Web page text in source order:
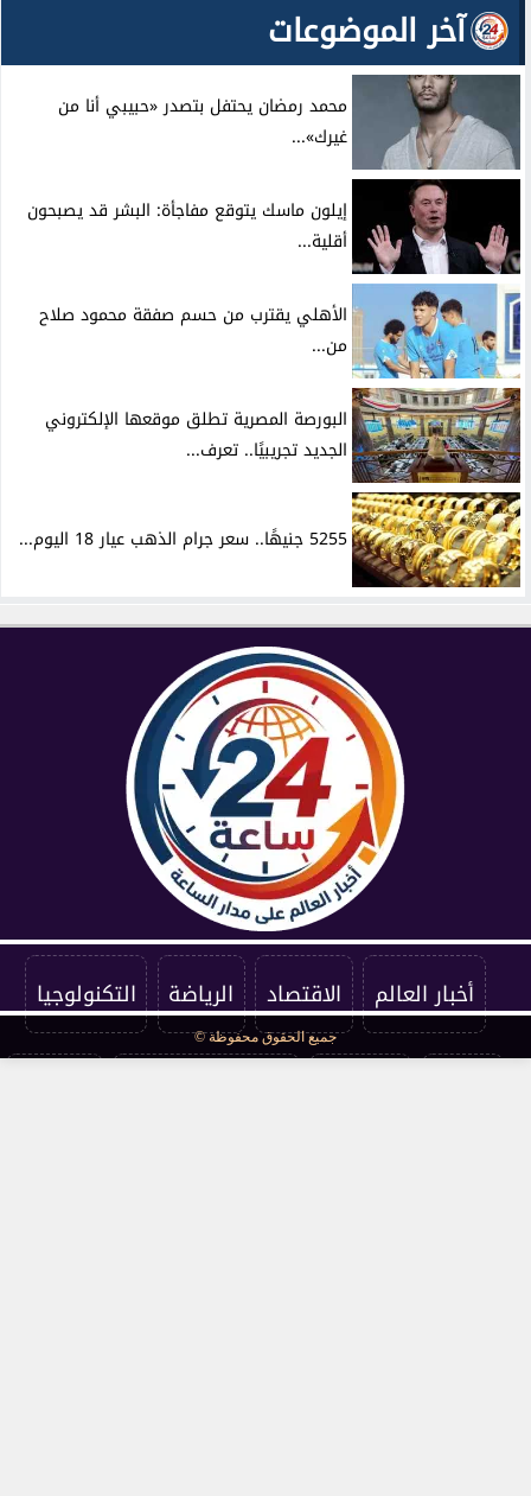
آخر الموضوعات
محمد رمضان يحتفل بتصدر «حبيبي أنا من
غيرك»...
إيلون ماسك يتوقع مفاجأة: البشر قد يصبحون
أقلية...
الأهلي يقترب من حسم صفقة محمود صلاح
من...
البورصة المصرية تطلق موقعها الإلكتروني
الجديد تجريبيًا.. تعرف...
5255 جنيهًا.. سعر جرام الذهب عيار 18 اليوم...
أخبار العالم الاقتصاد الرياضة التكنولوجيا
جميع الحقوق محفوظة ©